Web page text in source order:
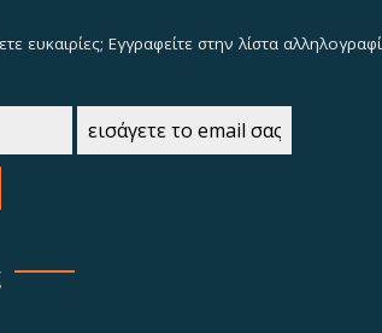
ευκαιρίες; Εγγραφείτε στην λίστα